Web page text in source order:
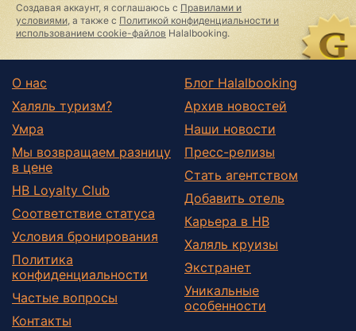
Создавая аккаунт, я соглашаюсь с Правилами и
условиями , а также с Политикой конфиденциальности и
использованием cookie-файлов Halalbooking.
О нас
Халяль туризм?
Умра
Мы возвращаем разницу
в цене
HB Loyalty Club
Соответствие статуса
Условия бронирования
Политика
конфиденциальности
Частые вопросы
Контакты
Блог Halalbooking
Архив новостей
Наши новости
Пресс-релизы
Стать агентством
Добавить отель
Карьера в HB
Халяль круизы
Экстранет
Уникальные
особенности